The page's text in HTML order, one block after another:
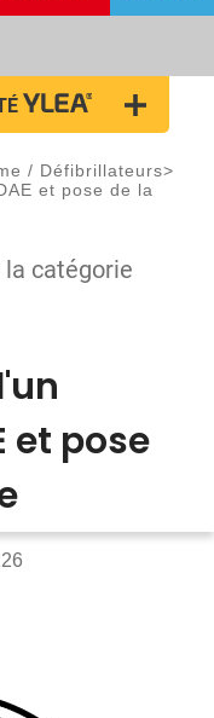
/ Défibrillateurs>
et pose de la
catégorie
et pose